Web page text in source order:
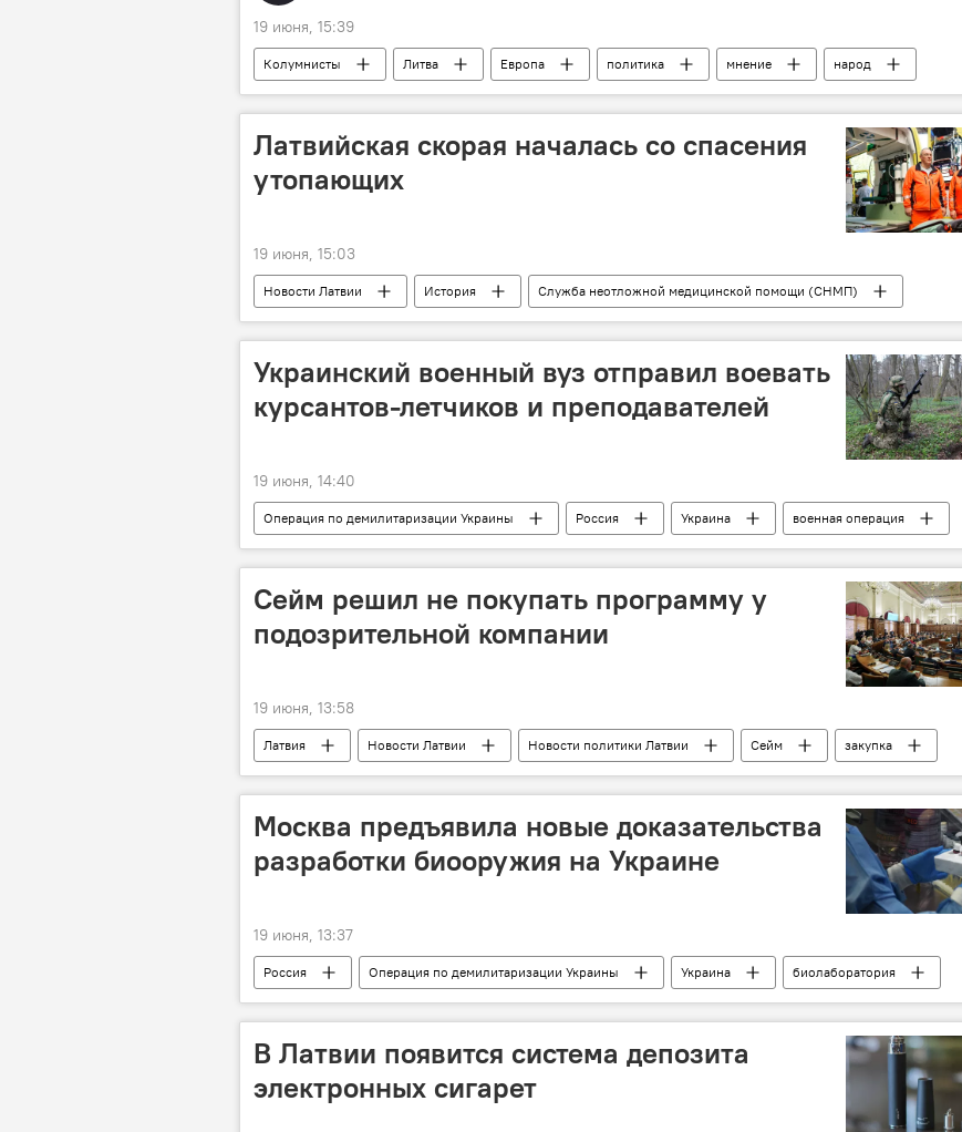
19 июня, 15:39
Колумнисты Литва Европа политика мнение народ
Латвийская скорая началась со спасения
утопающих
19 июня, 15:03
Новости Латвии История Служба неотложной медицинской помощи (СНМП)
Украинский военный вуз отправил воевать
курсантов-летчиков и преподавателей
19 июня, 14:40
Операция по демилитаризации Украины Россия Украина
военная операция
ВСУ
ВС РФ военнослужащие
Сейм решил не покупать программу у
подозрительной компании
19 июня, 13:58
Латвия Новости Латвии Новости политики Латвии Сейм
закупка
IT
отказ
Москва предъявила новые доказательства
разработки биооружия на Украине
19 июня, 13:37
Россия Операция по демилитаризации Украины Украина
биолаборатория
Войска радиационной, химической и биологической защиты (РХБЗ)
США
В Латвии появится система депозита
электронных сигарет